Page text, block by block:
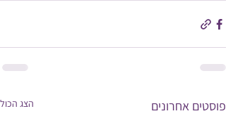
פוסטים אחרונים הצג הכול